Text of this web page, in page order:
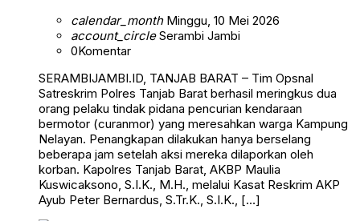
calendar_monthMinggu, 10 Mei 2026
account_circleSerambi Jambi
0Komentar
SERAMBIJAMBI.ID, TANJAB BARAT – Tim Opsnal
Satreskrim Polres Tanjab Barat berhasil meringkus dua
orang pelaku tindak pidana pencurian kendaraan
bermotor (curanmor) yang meresahkan warga Kampung
Nelayan. Penangkapan dilakukan hanya berselang
beberapa jam setelah aksi mereka dilaporkan oleh
korban. Kapolres Tanjab Barat, AKBP Maulia
Kuswicaksono, S.I.K., M.H., melalui Kasat Reskrim AKP
Ayub Peter Bernardus, S.Tr.K., S.I.K., […]